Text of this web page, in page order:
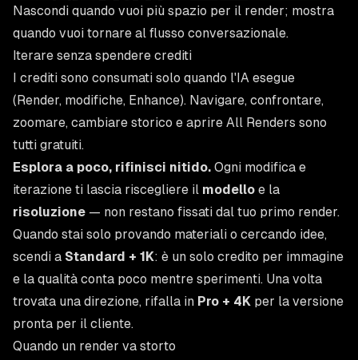
Nascondi quando vuoi più spazio per il render; mostra
quando vuoi tornare al flusso conversazionale.
Iterare senza spendere crediti
I crediti sono consumati solo quando l'IA esegue
(Render, modifiche, Enhance). Navigare, confrontare,
zoomare, cambiare storico e aprire All Renders sono
tutti gratuiti.
Esplora a poco, rifinisci nitido. Ogni modifica e
iterazione ti lascia riscegliere il modello e la
risoluzione — non restano fissati dal tuo primo render.
Quando stai solo provando materiali o cercando idee,
scendi a Standard + 1K: è un solo credito per immagine
e la qualità conta poco mentre sperimenti. Una volta
trovata una direzione, rifalla in Pro + 4K per la versione
pronta per il cliente.
Quando un render va storto